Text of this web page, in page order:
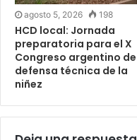
agosto 5, 2026 198
HCD local: Jornada
preparatoria para el X
Congreso argentino de
defensa técnica de la
niñez